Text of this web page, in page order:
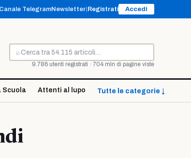
Canale TelegramNewsletter Registrati Accedi
⌕
Cerca
9.786 utenti registrati · 704 mln di pagine viste
Scuola Attenti al lupo Tutte le categorie ↓